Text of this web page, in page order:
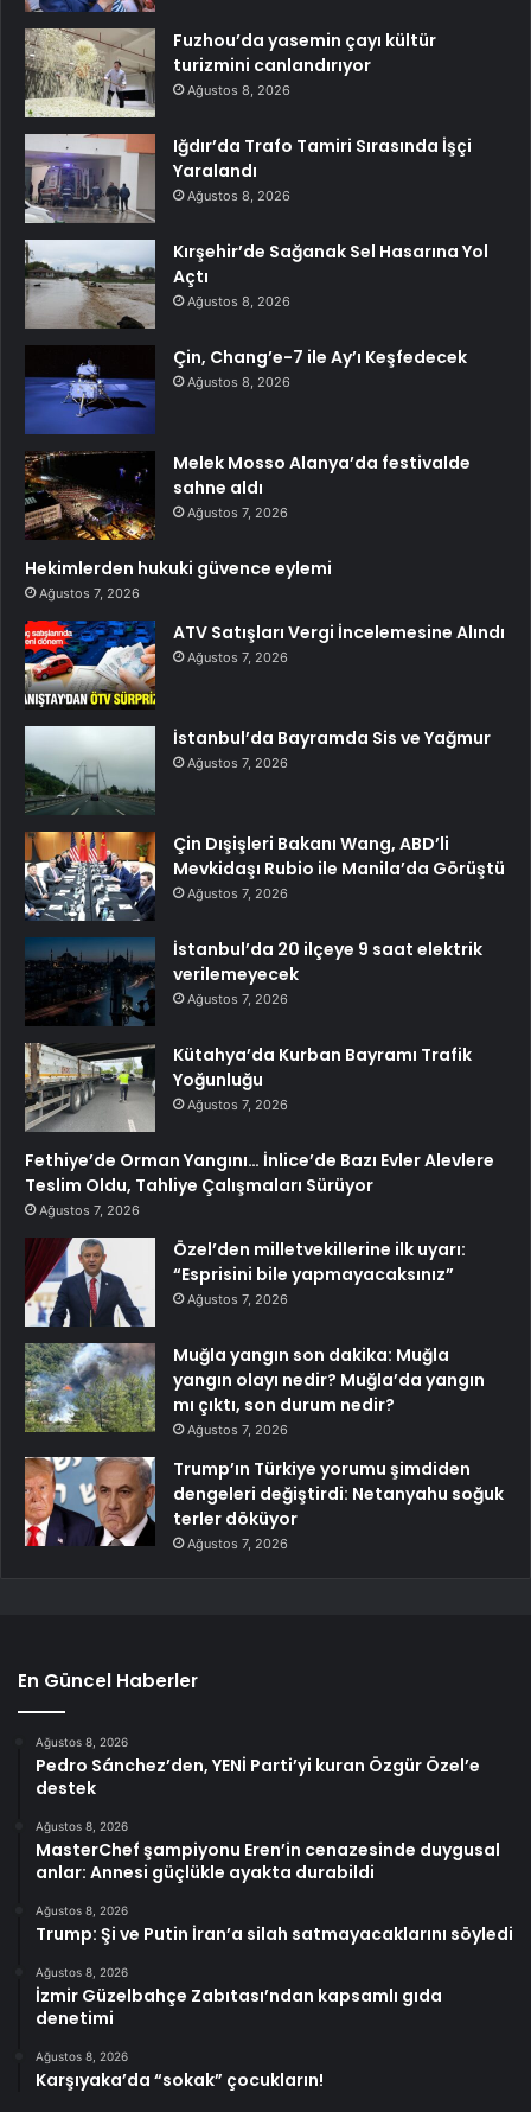
Fuzhou’da yasemin çayı kültür
turizmini canlandırıyor
Ağustos 8, 2026
Iğdır’da Trafo Tamiri Sırasında İşçi
Yaralandı
Ağustos 8, 2026
Kırşehir’de Sağanak Sel Hasarına Yol
Açtı
Ağustos 8, 2026
Çin, Chang’e-7 ile Ay’ı Keşfedecek
Ağustos 8, 2026
Melek Mosso Alanya’da festivalde
sahne aldı
Ağustos 7, 2026
Hekimlerden hukuki güvence eylemi
Ağustos 7, 2026
ATV Satışları Vergi İncelemesine Alındı
Ağustos 7, 2026
İstanbul’da Bayramda Sis ve Yağmur
Ağustos 7, 2026
Çin Dışişleri Bakanı Wang, ABD’li
Mevkidaşı Rubio ile Manila’da Görüştü
Ağustos 7, 2026
İstanbul’da 20 ilçeye 9 saat elektrik
verilemeyecek
Ağustos 7, 2026
Kütahya’da Kurban Bayramı Trafik
Yoğunluğu
Ağustos 7, 2026
Fethiye’de Orman Yangını… İnlice’de Bazı Evler Alevlere
Teslim Oldu, Tahliye Çalışmaları Sürüyor
Ağustos 7, 2026
Özel’den milletvekillerine ilk uyarı:
“Esprisini bile yapmayacaksınız”
Ağustos 7, 2026
Muğla yangın son dakika: Muğla
yangın olayı nedir? Muğla’da yangın
mı çıktı, son durum nedir?
Ağustos 7, 2026
Trump’ın Türkiye yorumu şimdiden
dengeleri değiştirdi: Netanyahu soğuk
terler döküyor
Ağustos 7, 2026
En Güncel Haberler
Ağustos 8, 2026
Pedro Sánchez’den, YENİ Parti’yi kuran Özgür Özel’e
destek
Ağustos 8, 2026
MasterChef şampiyonu Eren’in cenazesinde duygusal
anlar: Annesi güçlükle ayakta durabildi
Ağustos 8, 2026
Trump: Şi ve Putin İran’a silah satmayacaklarını söyledi
Ağustos 8, 2026
İzmir Güzelbahçe Zabıtası’ndan kapsamlı gıda
denetimi
Ağustos 8, 2026
Karşıyaka’da “sokak” çocukların!